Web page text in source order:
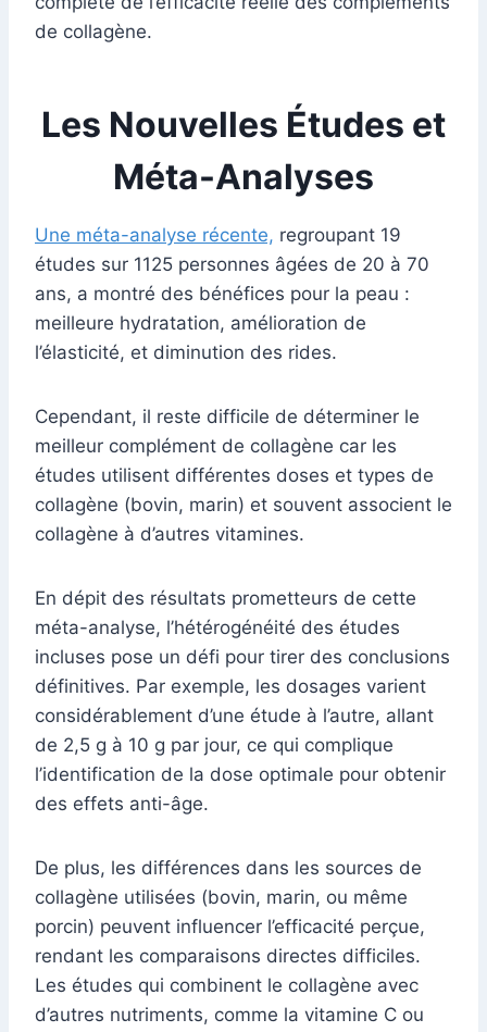
de collagène.
Les Nouvelles Études et
Méta-Analyses
Une méta-analyse récente, regroupant 19
études sur 1125 personnes âgées de 20 à 70
ans, a montré des bénéfices pour la peau :
meilleure hydratation, amélioration de
l’élasticité, et diminution des rides.
Cependant, il reste difficile de déterminer le
meilleur complément de collagène car les
études utilisent différentes doses et types de
collagène (bovin, marin) et souvent associent le
collagène à d’autres vitamines.
En dépit des résultats prometteurs de cette
méta-analyse, l’hétérogénéité des études
incluses pose un défi pour tirer des conclusions
définitives. Par exemple, les dosages varient
considérablement d’une étude à l’autre, allant
de 2,5 g à 10 g par jour, ce qui complique
l’identification de la dose optimale pour obtenir
des effets anti-âge.
De plus, les différences dans les sources de
collagène utilisées (bovin, marin, ou même
porcin) peuvent influencer l’efficacité perçue,
rendant les comparaisons directes difficiles.
Les études qui combinent le collagène avec
d’autres nutriments, comme la vitamine C ou